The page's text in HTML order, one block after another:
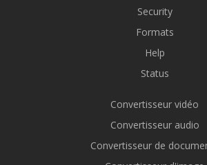
Security
Formats
Help
Status
Convertisseur vidéo
Convertisseur audio
Convertisseur de